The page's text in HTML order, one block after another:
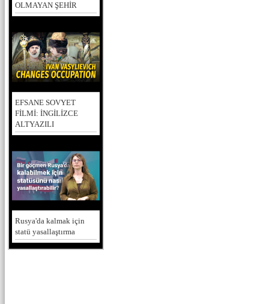
OLMAYAN ŞEHİR
EFSANE SOVYET
FİLMİ: İNGİLİZCE
ALTYAZILI
Rusya'da kalmak için
statü yasallaştırma